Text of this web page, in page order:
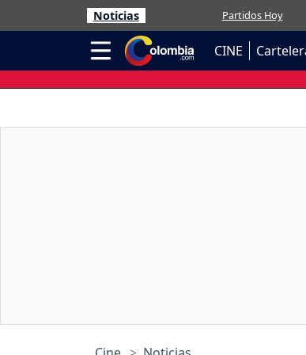
Noticias Partidos Hoy
CINE